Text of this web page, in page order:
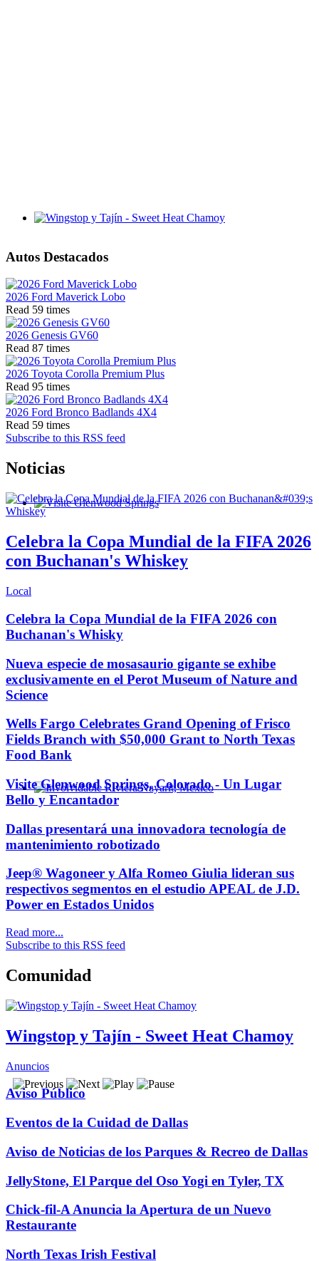
Glenwood Springs - Bello y Encantador
Involvidable Riviera Nayarit, Mexico
Autos Destacados
2026 Ford Maverick Lobo
Read 59 times
2026 Genesis GV60
Read 87 times
2026 Toyota Corolla Premium Plus
Read 95 times
2026 Ford Bronco Badlands 4X4
Read 59 times
Subscribe to this RSS feed
Noticias
Celebra la Copa Mundial de la FIFA 2026
con Buchanan's Whiskey
Local
Celebra la Copa Mundial de la FIFA 2026 con
Buchanan's Whisky
Nueva especie de mosasaurio gigante se exhibe
exclusivamente en el Perot Museum of Nature and
Science
Wells Fargo Celebrates Grand Opening of Frisco
Fields Branch with $50,000 Grant to North Texas
Food Bank
Visite Glenwood Springs, Colorado - Un Lugar
Bello y Encantador
Dallas presentará una innovadora tecnología de
mantenimiento robotizado
Jeep® Wagoneer y Alfa Romeo Giulia lideran sus
respectivos segmentos en el estudio APEAL de J.D.
Power en Estados Unidos
Read more...
Subscribe to this RSS feed
Comunidad
Wingstop y Tajín - Sweet Heat Chamoy
Anuncios
Aviso Público
Eventos de la Cuidad de Dallas
Aviso de Noticias de los Parques & Recreo de Dallas
JellyStone, El Parque del Oso Yogi en Tyler, TX
Chick-fil-A Anuncia la Apertura de un Nuevo
Restaurante
North Texas Irish Festival